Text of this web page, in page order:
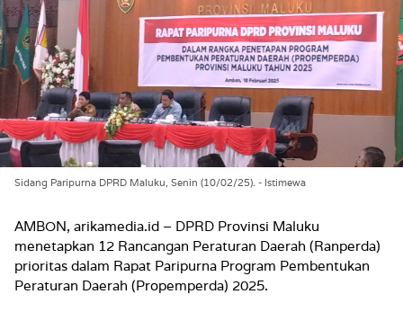
Sidang Paripurna DPRD Maluku, Senin (10/02/25). - Istimewa
AMBON, arikamedia.id – DPRD Provinsi Maluku
menetapkan 12 Rancangan Peraturan Daerah (Ranperda)
prioritas dalam Rapat Paripurna Program Pembentukan
Peraturan Daerah (Propemperda) 2025.